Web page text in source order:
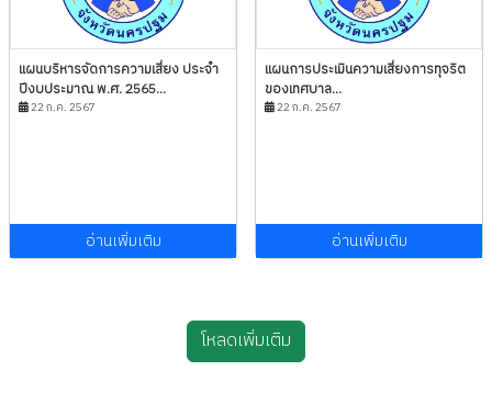
แผนบริหารจัดการความเสี่ยง ประจำ
ปีงบประมาณ พ.ศ. 2565...
22 ก.ค. 2567
อ่านเพิ่มเติม
แผนการประเมินความเสี่ยงการทุจริต
ของเทศบาล...
22 ก.ค. 2567
อ่านเพิ่มเติม
โหลดเพิ่มเติม